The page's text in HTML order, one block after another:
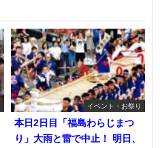
イベント・お祭り
本日2日目「福島わらじまつ
り」大雨と雷で中止！ 明日、